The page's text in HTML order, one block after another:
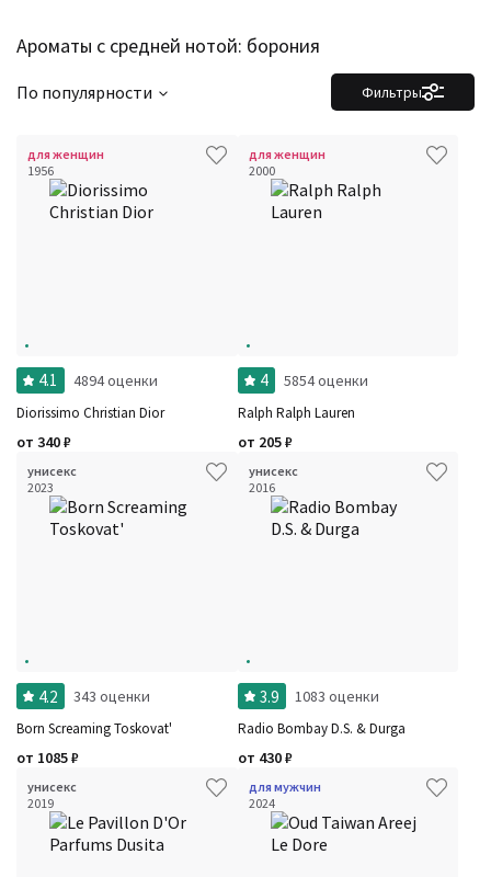
Ароматы с средней нотой: борония
Фильтры
По популярности
Фильтры Сбросить все
Сбросить
Сбросить
для женщин
1956
4.1 4894 оценки
Diorissimo Christian Dior
от 340₽
для женщин
2000
4 5854 оценки
Ralph Ralph Lauren
от 205₽
унисекс
2023
4.2 343 оценки
Born Screaming Toskovat'
от 1085₽
унисекс
2016
3.9 1083 оценки
Radio Bombay D.S. & Durga
от 430₽
унисекс
2019
для мужчин
2024